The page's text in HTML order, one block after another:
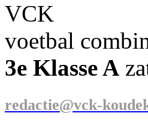
VCK
voetbal
3e Klasse A
redactie@vck-